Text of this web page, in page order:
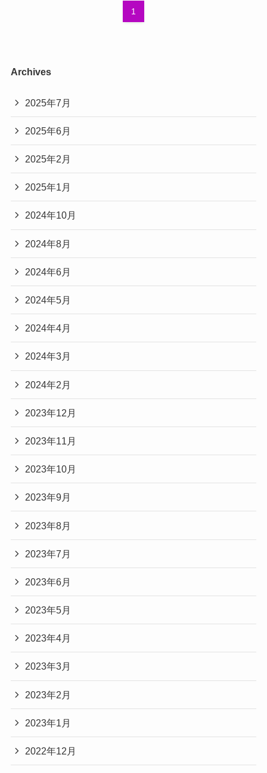
1
Archives
2025年7月
2025年6月
2025年2月
2025年1月
2024年10月
2024年8月
2024年6月
2024年5月
2024年4月
2024年3月
2024年2月
2023年12月
2023年11月
2023年10月
2023年9月
2023年8月
2023年7月
2023年6月
2023年5月
2023年4月
2023年3月
2023年2月
2023年1月
2022年12月